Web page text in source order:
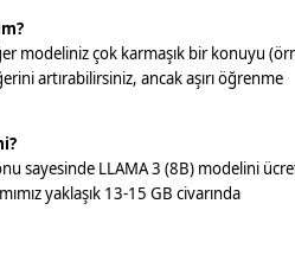
modeliniz çok karmaşık bir konuyu
artırabilirsiniz, ancak aşırı öğrenme
sayesinde LLAMA 3 (8B) modelini
yaklaşık 13-15 GB civarında